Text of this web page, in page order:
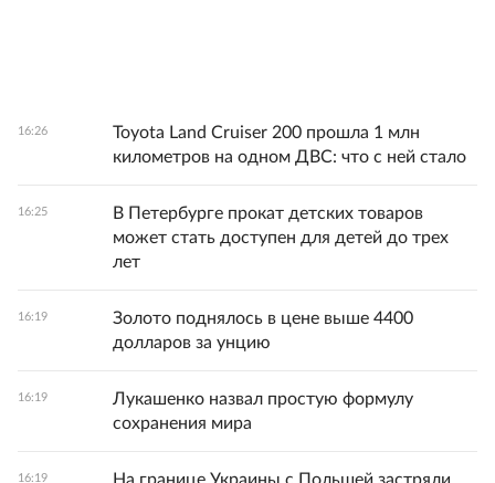
16:26
Toyota Land Cruiser 200 прошла 1 млн
километров на одном ДВС: что с ней стало
16:25
В Петербурге прокат детских товаров
может стать доступен для детей до трех
лет
16:19
Золото поднялось в цене выше 4400
долларов за унцию
16:19
Лукашенко назвал простую формулу
сохранения мира
16:19